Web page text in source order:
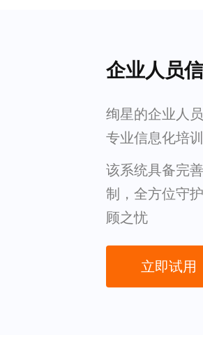
企业人员
绚星的企业人
专业信息化培训
该系统具备完
制，全方位守
顾之忧
立即试用